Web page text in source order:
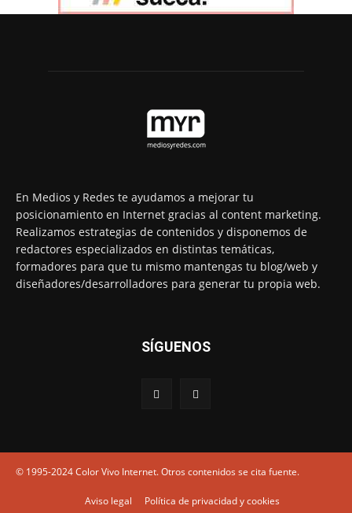
En Medios y Redes te ayudamos a mejorar tu
posicionamiento en Internet gracias al content marketing.
Realizamos estrategias de contenidos y disponemos de
redactores especializados en distintas temáticas,
formadores para que tu mismo mantengas tu blog/web y
diseñadores/desarrolladores para generar tu propia web.
SÍGUENOS
© 1995-2024 Color Vivo Internet. Otros contenidos se cita fuente.
Aviso legal Política de privacidad y cookies